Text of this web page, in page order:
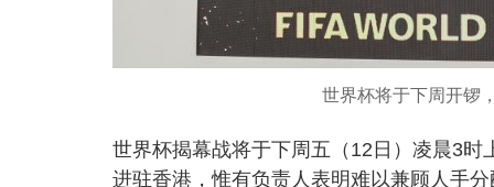
世界杯将于下周开锣
世界杯揭幕战将于下周五（12日）凌晨3
进驻香港，惟有负责人表明难以兼顾人手